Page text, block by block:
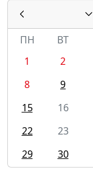
ПН
ВТ
1
2
8
9
15
16
22
23
29
30